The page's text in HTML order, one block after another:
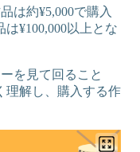
は約¥5,000で購入
¥100,000以上とな
を見て回ること
理解し、購入する作